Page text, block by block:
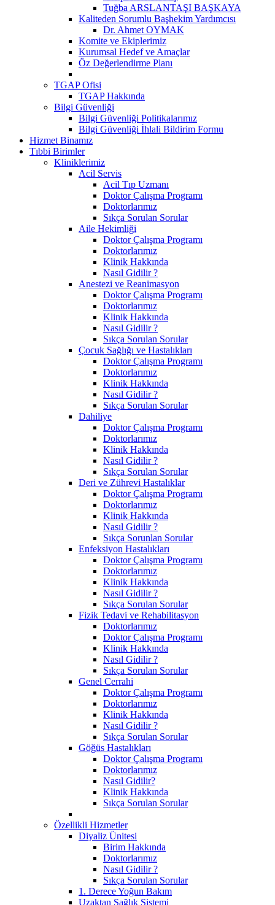
Tuğba ARSLANTAŞI BAŞKAYA
Kaliteden Sorumlu Başhekim Yardımcısı
Dr. Ahmet OYMAK
Komite ve Ekiplerimiz
Kurumsal Hedef ve Amaçlar
Öz Değerlendirme Planı
TGAP Ofisi
TGAP Hakkında
Bilgi Güvenliği
Bilgi Güvenliği Politikalarımız
Bilgi Güvenliği İhlali Bildirim Formu
Hizmet Binamız
Tıbbi Birimler
Kliniklerimiz
Acil Servis
Acil Tıp Uzmanı
Doktor Çalışma Programı
Doktorlarımız
Sıkça Sorulan Sorular
Aile Hekimliği
Doktor Çalışma Programı
Doktorlarımız
Klinik Hakkında
Nasıl Gidilir ?
Anestezi ve Reanimasyon
Doktor Çalışma Programı
Doktorlarımız
Klinik Hakkında
Nasıl Gidilir ?
Sıkça Sorulan Sorular
Çocuk Sağlığı ve Hastalıkları
Doktor Çalışma Programı
Doktorlarımız
Klinik Hakkında
Nasıl Gidilir ?
Sıkça Sorulan Sorular
Dahiliye
Doktor Çalışma Programı
Doktorlarımız
Klinik Hakkında
Nasıl Gidilir ?
Sıkça Sorulan Sorular
Deri ve Zührevi Hastalıklar
Doktor Çalışma Programı
Doktorlarımız
Klinik Hakkında
Nasıl Gidilir ?
Sıkça Sorunlan Sorular
Enfeksiyon Hastalıkları
Doktor Çalışma Programı
Doktorlarımız
Klinik Hakkında
Nasıl Gidilir ?
Sıkça Sorulan Sorular
Fizik Tedavi ve Rehabilitasyon
Doktorlarımız
Doktor Çalışma Programı
Klinik Hakkında
Nasıl Gidilir ?
Sıkça Sorulan Sorular
Genel Cerrahi
Doktor Çalışma Programı
Doktorlarımız
Klinik Hakkında
Nasıl Gidilir ?
Sıkça Sorulan Sorular
Göğüs Hastalıkları
Doktor Çalışma Programı
Doktorlarımız
Nasıl Gidilir?
Klinik Hakkında
Sıkça Sorulan Sorular
Özellikli Hizmetler
Diyaliz Ünitesi
Birim Hakkında
Doktorlarımız
Nasıl Gidilir ?
Sıkça Sorulan Sorular
1. Derece Yoğun Bakım
Uzaktan Sağlık Sistemi